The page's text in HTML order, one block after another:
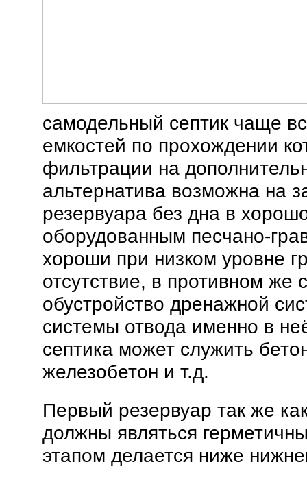
самодельный септик чаще
емкостей по прохождении
фильтрации на
альтернатива возможна на
резервуара без дна в
оборудованным песчано-
хороши при низком уровне
отсутствие, в противном же
обустройство дренажной
системы отвода именно в
септика может служить
железобетон и т.д.
Первый резервуар так же
должны являться
этапом делается ниже